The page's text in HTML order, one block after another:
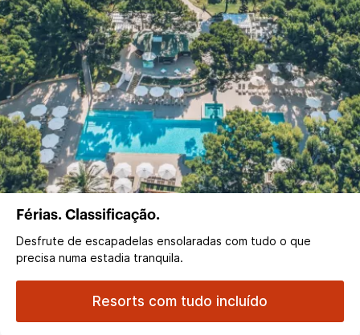
Férias. Classificação.
Desfrute de escapadelas ensolaradas com tudo o que
precisa numa estadia tranquila.
Resorts com tudo incluído